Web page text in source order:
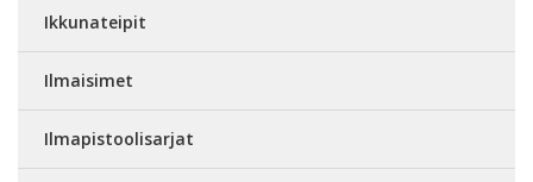
Ikkunateipit
Ilmaisimet
Ilmapistoolisarjat